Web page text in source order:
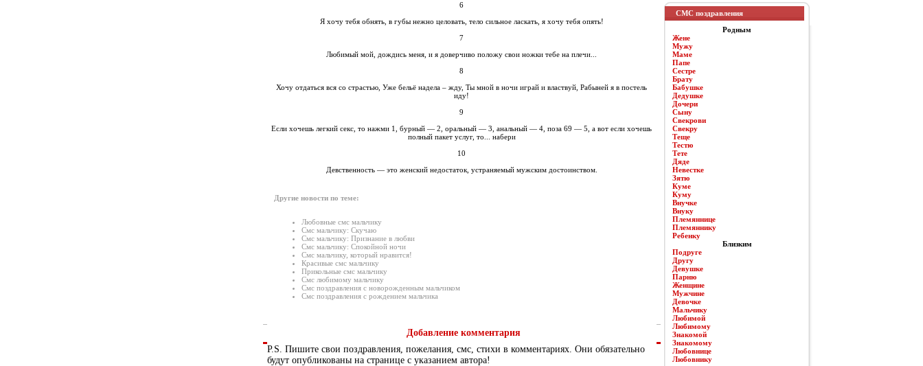
6
Я хочу тебя обнять, в губы нежно целовать, тело сильное ласкать, я хочу тебя опять!
7
Любимый мой, дождись меня, и я доверчиво положу свои ножки тебе на плечи...
8
Хочу отдаться вся со страстью, Уже бельё надела – жду, Ты мной в ночи играй и властвуй, Рабыней я в постель
иду!
9
Если хочешь легкий секс, то нажми 1, бурный — 2, оральный — 3, анальный — 4, поза 69 — 5, а вот если хочешь
полный пакет услуг, то... набери
10
Девственность — это женский недостаток, устраняемый мужским достоинством.
Другие новости по теме:
Любовные смс мальчику
Смс мальчику: Скучаю
Смс мальчику: Признание в любви
Смс мальчику: Спокойной ночи
Смс мальчику, который нравится!
Красивые смс мальчику
Прикольные смс мальчику
Смс любимому мальчику
Смс поздравления с новорожденным мальчиком
Смс поздравления с рождением мальчика
Добавление комментария
P.S. Пишите свои поздравления, пожелания, смс, стихи в комментариях. Они обязательно
будут опубликованы на странице с указанием автора!
СМС поздравления
Родным
Жене
Мужу
Маме
Папе
Сестре
Брату
Бабушке
Дедушке
Дочери
Сыну
Свекрови
Свекру
Теще
Тестю
Тете
Дяде
Невестке
Зятю
Куме
Куму
Внучке
Внуку
Племяннице
Племяннику
Ребенку
Близким
Подруге
Другу
Девушке
Парню
Женщине
Мужчине
Девочке
Мальчику
Любимой
Любимому
Знакомой
Знакомому
Любовнице
Любовнику